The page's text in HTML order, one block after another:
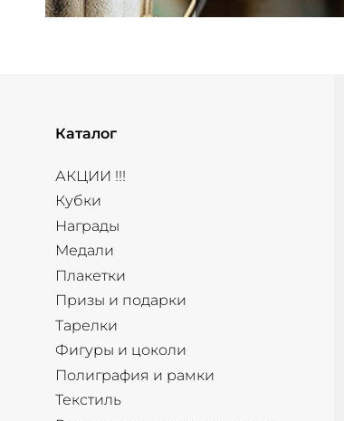
Каталог
АКЦИИ !!!
Кубки
Награды
Медали
Плакетки
Призы и подарки
Тарелки
Фигуры и цоколи
Полиграфия и рамки
Текстиль